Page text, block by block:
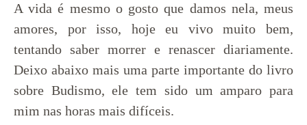
A vida é mesmo o gosto que damos nela, meus
amores, por isso, hoje eu vivo muito bem,
tentando saber morrer e renascer diariamente.
Deixo abaixo mais uma parte importante do livro
sobre Budismo, ele tem sido um amparo para
mim nas horas mais difíceis.